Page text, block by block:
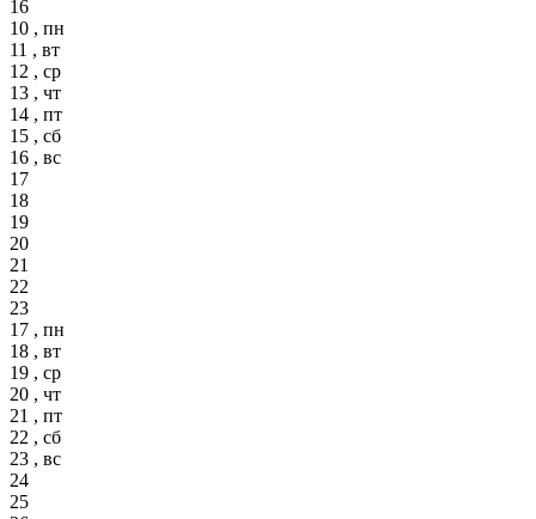
16
10 , пн
11 , вт
12 , ср
13 , чт
14 , пт
15 , сб
16 , вс
17
18
19
20
21
22
23
17 , пн
18 , вт
19 , ср
20 , чт
21 , пт
22 , сб
23 , вс
24
25